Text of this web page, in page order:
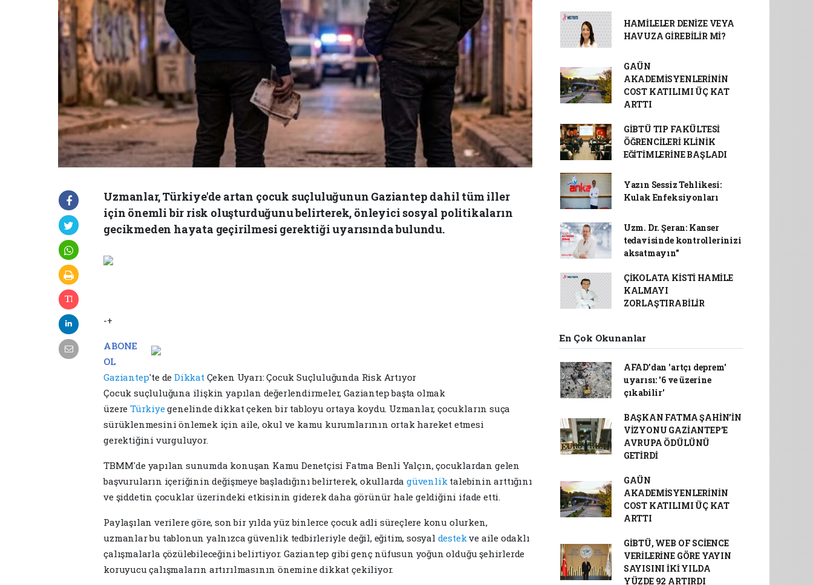
Uzmanlar, Türkiye'de artan çocuk suçluluğunun Gaziantep dahil tüm iller
için önemli bir risk oluşturduğunu belirterek, önleyici sosyal politikaların
gecikmeden hayata geçirilmesi gerektiği uyarısında bulundu.
-+
ABONE
OL
Gaziantep'te deDikkatÇeken Uyarı: Çocuk Suçluluğunda Risk Artıyor
Çocuk suçluluğuna ilişkin yapılan değerlendirmeler, Gaziantep başta olmak
üzere Türkiyegenelinde dikkat çeken bir tabloyu ortaya koydu. Uzmanlar, çocukların suça
sürüklenmesini önlemek için aile, okul ve kamu kurumlarının ortak hareket etmesi
gerektiğini vurguluyor.
TBMM'de yapılan sunumda konuşan Kamu Denetçisi Fatma Benli Yalçın, çocuklardan gelen
başvuruların içeriğinin değişmeye başladığını belirterek, okullardagüvenliktalebinin arttığını
ve şiddetin çocuklar üzerindeki etkisinin giderek daha görünür hale geldiğini ifade etti.
Paylaşılan verilere göre, son bir yılda yüz binlerce çocuk adli süreçlere konu olurken,
uzmanlar bu tablonun yalnızca güvenlik tedbirleriyle değil, eğitim, sosyal destekve aile odaklı
çalışmalarla çözülebileceğini belirtiyor. Gaziantep gibi genç nüfusun yoğun olduğu şehirlerde
koruyucu çalışmaların artırılmasının önemine dikkat çekiliyor.
HAMİLELER DENİZE VEYA
HAVUZA GİREBİLİR Mİ?
GAÜN
AKADEMİSYENLERİNİN
COST KATILIMI ÜÇ KAT
ARTTI
GİBTÜ TIP FAKÜLTESİ
ÖĞRENCİLERİ KLİNİK
EĞİTİMLERİNE BAŞLADI
Yazın Sessiz Tehlikesi:
Kulak Enfeksiyonları
Uzm. Dr. Şeran: Kanser
tedavisinde kontrollerinizi
aksatmayın"
ÇİKOLATA KİSTİ HAMİLE
KALMAYI
ZORLAŞTIRABİLİR
En Çok Okunanlar
AFAD’dan 'artçı deprem'
uyarısı: '6 ve üzerine
çıkabilir'
BAŞKAN FATMA ŞAHİN’İN
VİZYONU GAZİANTEP’E
AVRUPA ÖDÜLÜNÜ
GETİRDİ
GAÜN
AKADEMİSYENLERİNİN
COST KATILIMI ÜÇ KAT
ARTTI
GİBTÜ, WEB OF SCİENCE
VERİLERİNE GÖRE YAYIN
SAYISINI İKİ YILDA
YÜZDE 92 ARTIRDI